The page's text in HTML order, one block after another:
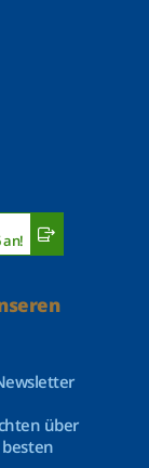
an!
über